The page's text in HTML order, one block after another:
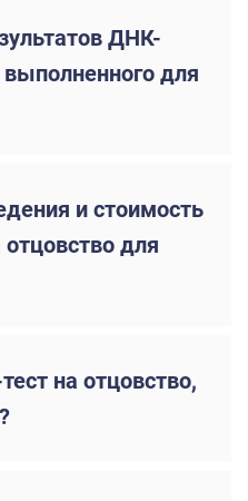
ДНК-
выполненного для
и стоимость
для
на отцовство,